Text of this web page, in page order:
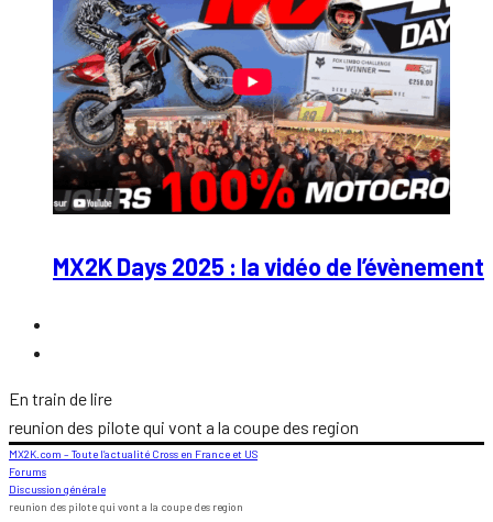
MX2K Days 2025 : la vidéo de l’évènement
En train de lire
reunion des pilote qui vont a la coupe des region
MX2K.com – Toute l’actualité Cross en France et US
Forums
Discussion générale
reunion des pilote qui vont a la coupe des region